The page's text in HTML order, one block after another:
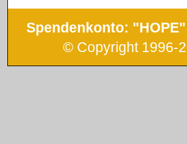
Spendenkonto:
© Copyright 1996-